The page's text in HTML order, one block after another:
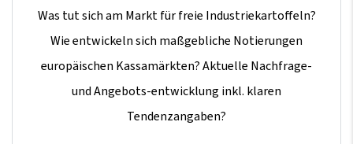
Was tut sich am Markt für freie Industriekartoffeln?
Wie entwickeln sich maßgebliche Notierungen
europäischen Kassamärkten? Aktuelle Nachfrage-
und Angebots-entwicklung inkl. klaren
Tendenzangaben?